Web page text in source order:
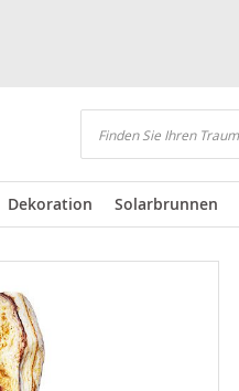
Suchen
Dekoration Solarbrunnen